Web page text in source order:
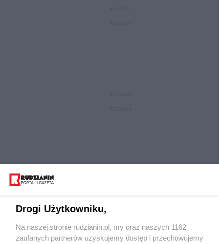
Wydawca mediów lokalnych
Drogi Użytkowniku,
Na naszej stronie rudzianin.pl, my oraz naszych 1162
zaufanych partnerów uzyskujemy dostęp i przechowujemy